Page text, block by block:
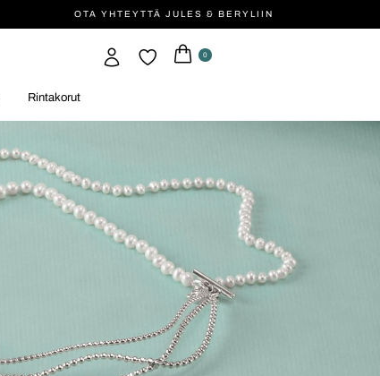
OTA YHTEYTTÄ JULES & BERYLIIN
0
Rintakorut